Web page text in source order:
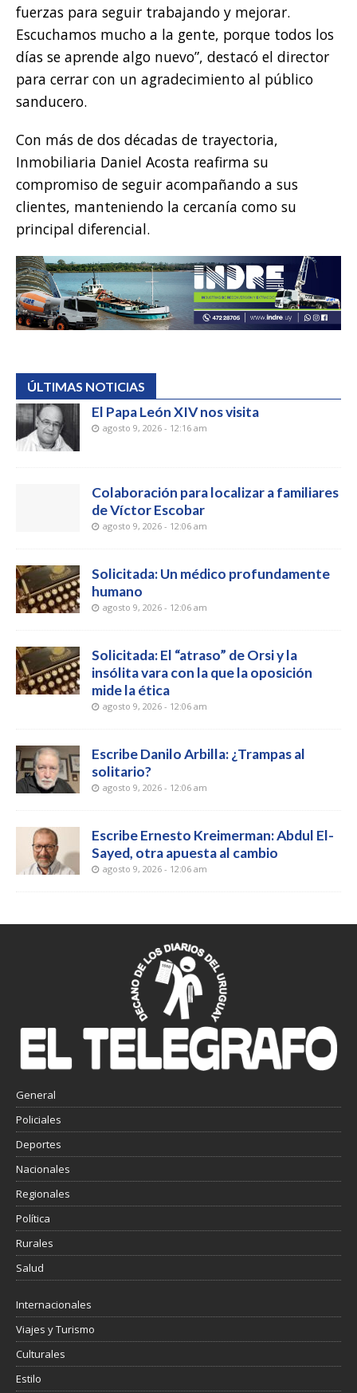
fuerzas para seguir trabajando y mejorar.
Escuchamos mucho a la gente, porque todos los
días se aprende algo nuevo”, destacó el director
para cerrar con un agradecimiento al público
sanducero.
Con más de dos décadas de trayectoria,
Inmobiliaria Daniel Acosta reafirma su
compromiso de seguir acompañando a sus
clientes, manteniendo la cercanía como su
principal diferencial.
ÚLTIMAS NOTICIAS
El Papa León XIV nos visita
agosto 9, 2026 - 12:16 am
Colaboración para localizar a familiares
de Víctor Escobar
agosto 9, 2026 - 12:06 am
Solicitada: Un médico profundamente
humano
agosto 9, 2026 - 12:06 am
Solicitada: El “atraso” de Orsi y la
insólita vara con la que la oposición
mide la ética
agosto 9, 2026 - 12:06 am
Escribe Danilo Arbilla: ¿Trampas al
solitario?
agosto 9, 2026 - 12:06 am
Escribe Ernesto Kreimerman: Abdul El-
Sayed, otra apuesta al cambio
agosto 9, 2026 - 12:06 am
General
Policiales
Deportes
Nacionales
Regionales
Política
Rurales
Salud
Internacionales
Viajes y Turismo
Culturales
Estilo